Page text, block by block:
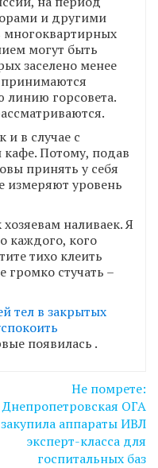
и другими
могут быть
заселено менее
линию горсовета.
и в случае с
Потому, подав
принять у себя
измеряют уровень
наливаек. Я
каждого, кого
тихо клеить
громко стучать –
тел в закрытых
появилась .
Не помрете:
Днепропетровская ОГА
закупила аппараты ИВЛ
эксперт-класса для
госпитальных баз